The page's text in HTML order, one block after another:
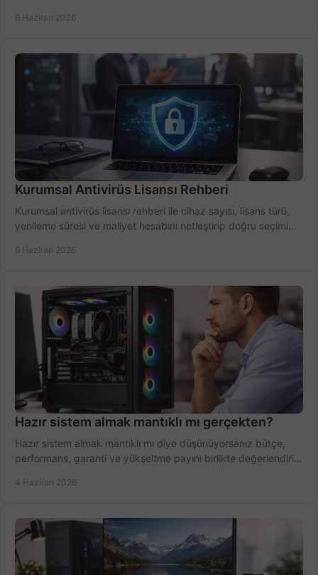
8 Haziran 2026
Kurumsal Antivirüs Lisansı Rehberi
Kurumsal antivirüs lisansı rehberi ile cihaz sayısı, lisans türü,
yenileme süresi ve maliyet hesabını netleştirip doğru seçimi
6 Haziran 2026
Hazır sistem almak mantıklı mı gerçekten?
Hazır sistem almak mantıklı mı diye düşünüyorsanız bütçe,
performans, garanti ve yükseltme payını birlikte değerlendirin,
4 Haziran 2026